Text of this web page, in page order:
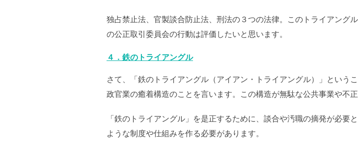
独占禁止法、官製談合防止法、刑法の３つの法律。このトライアング
の公正取引委員会の行動は評価したいと思います。
４．鉄のトライアングル
さて、「鉄のトライアングル（アイアン・トライアングル）」という
政官業の癒着構造のことを言います。この構造が無駄な公共事業や不
「鉄のトライアングル」を是正するために、談合や汚職の摘発が必要
ような制度や仕組みを作る必要があります。